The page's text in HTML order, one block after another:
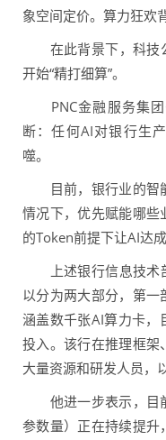
象空间定价。算力狂欢
在此背景下，科技
开始“精打细算”。
PNC金融服务集团
断：任何AI对银行生
噬。
目前，银行业的智
情况下，优先赋能哪些
的Token前提下让AI达成
上述银行信息技术
以分为两大部分，第一
涵盖数千张AI算力卡，
投入。该行在推理框架
大量资源和研发人员，
他进一步表示，目
参数量）正在持续提升